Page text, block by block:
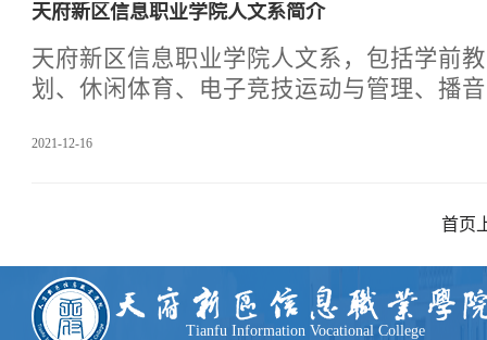
天府新区信息职业学院人文系简介
天府新区信息职业学院人文系，包括学前
划、休闲体育、电子竞技运动与管理、播
学任务。一、优秀的教师团队：人文系专
师3人；系部教师曾多次在国内国外大型
奖，在专业研究上精进、拓展。黄睿娉老
《Україна -це ми!》国际艺术节三等奖
Любові”国际声乐大赛一等奖 2018-03l “
2021-12-16
首页
Tianfu Information Vocational College